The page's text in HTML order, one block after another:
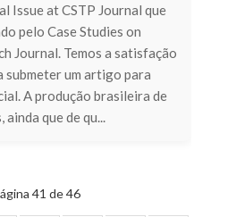
Issue at CSTP Journal que
pelo Case Studies on
Journal. Temos a satisfação
submeter um artigo para
A produção brasileira de
que de qu...
41 de 46